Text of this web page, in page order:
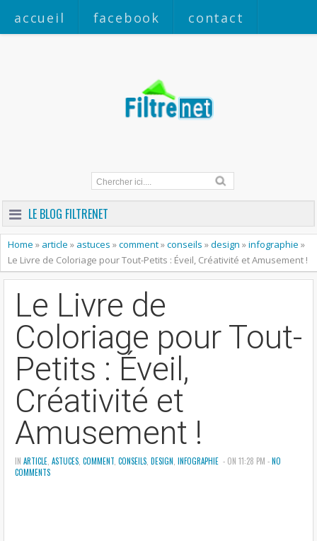
accueil facebook contact
LE BLOG FILTRENET
Home » article » astuces »comment»conseils »design »infographie »
Le Livre de Coloriage pour Tout-Petits : Éveil, Créativité et Amusement !
Le Livre de
Coloriage pour Tout-
Petits : Éveil,
Créativité et
Amusement !
IN ARTICLE ASTUCES COMMENT CONSEILS DESIGN INFOGRAPHIE - ON 11:28 PM -NO
COMMENTS